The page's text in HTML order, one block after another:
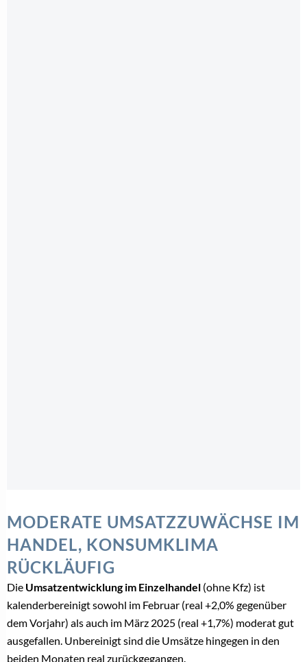
MODERATE UMSATZZUWÄCHSE IM
HANDEL, KONSUMKLIMA
RÜCKLÄUFIG
Die Umsatzentwicklung im Einzelhandel (ohne Kfz) ist
kalenderbereinigt sowohl im Februar (real +2,0% gegenüber
dem Vorjahr) als auch im März 2025 (real +1,7%) moderat gut
ausgefallen. Unbereinigt sind die Umsätze hingegen in den
beiden Monaten real zurückgegangen.